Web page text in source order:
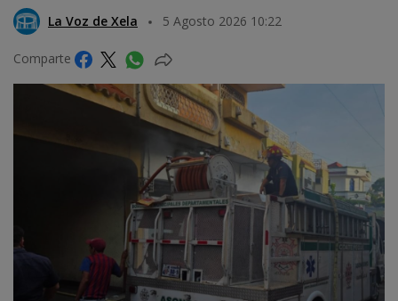
La Voz de Xela 5 Agosto 2026 10:22
Comparte